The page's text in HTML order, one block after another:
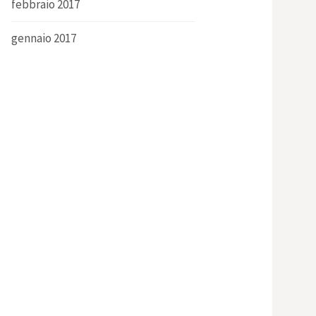
febbraio 2017
gennaio 2017